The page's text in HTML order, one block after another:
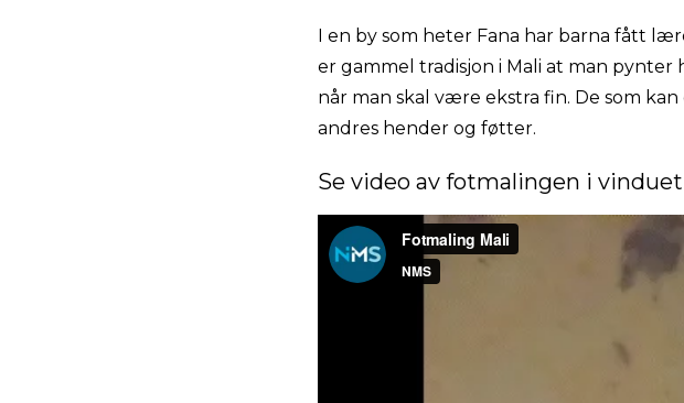
I en by som heter Fana har barna fått
er gammel tradisjon i Mali at man
når man skal være ekstra fin. De som
andres hender og føtter.
Se video av fotmalingen i